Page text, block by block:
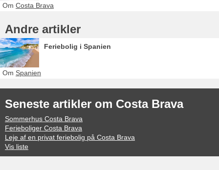
Om Costa Brava
Andre artikler
Feriebolig i Spanien
Om Spanien
Seneste artikler om Costa Brava
Sommerhus Costa Brava
Ferieboliger Costa Brava
Leje af en privat feriebolig på Costa Brava
Vis liste